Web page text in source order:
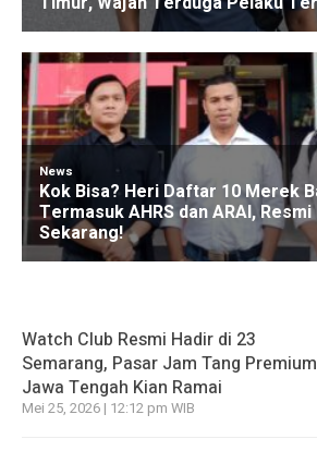
Watch Club Resmi Hadir di 23
Semarang, Pasar Jam Tang Premium
Jawa Tengah Kian Ramai
Mei 25, 2026 | 12:12 pm WIB